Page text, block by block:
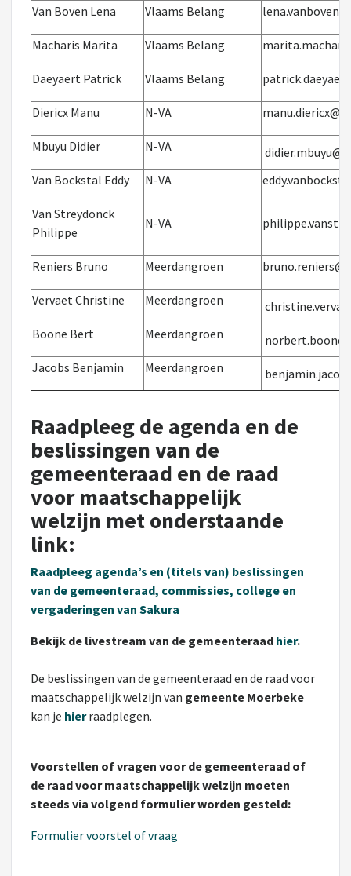
Van Boven Lena Vlaams Belang
Macharis Marita Vlaams Belang
Daeyaert Patrick Vlaams Belang
Diericx Manu N-VA
Mbuyu Didier N-VA
Van Bockstal Eddy
N-VA
Van Streydonck
Philippe
N-VA
Reniers Bruno Meerdangroen
Vervaet Christine Meerdangroen
Boone Bert
Meerdangroen
Jacobs Benjamin
Meerdangroen
Raadpleeg de agenda en de
beslissingen van de
gemeenteraad en de raad
voor maatschappelijk
welzijn met onderstaande
link:
Raadpleeg agenda’s en (titels van) beslissingen
van de gemeenteraad, commissies, college en
vergaderingen van Sakura
Bekijk de livestream van de gemeenteraad hier.
De beslissingen van de gemeenteraad en de raad voor
maatschappelijk welzijn van gemeente Moerbeke
kan je hierraadplegen.
Voorstellen of vragen voor de gemeenteraad of
de raad voor maatschappelijk welzijn moeten
steeds via volgend formulier worden gesteld:
Formulier voorstel of vraag